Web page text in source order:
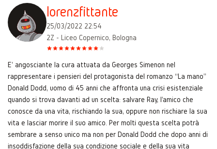
lorenzfittante
25/03/2022 22:54
2Z - Liceo Copernico, Bologna
E' angosciante la cura attuata da Georges Simenon nel
rappresentare i pensieri del protagonista del romanzo “La mano”
Donald Dodd, uomo di 45 anni che affronta una crisi esistenziale
quando si trova davanti ad un scelta: salvare Ray, l'amico che
conosce da una vita, rischiando la sua, oppure non rischiare la sua
vita e lasciar morire il suo amico. Per molti questa scelta potrà
sembrare a senso unico ma non per Donald Dodd che dopo anni di
insoddisfazione della sua condizione sociale e della sua vita